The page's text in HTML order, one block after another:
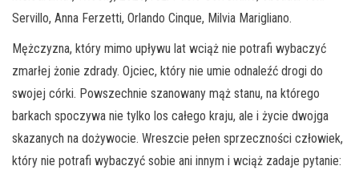
Servillo, Anna Ferzetti, Orlando Cinque, Milvia Marigliano.
Mężczyzna, który mimo upływu lat wciąż nie potrafi wybaczyć
zmarłej żonie zdrady. Ojciec, który nie umie odnaleźć drogi do
swojej córki. Powszechnie szanowany mąż stanu, na którego
barkach spoczywa nie tylko los całego kraju, ale i życie dwojga
skazanych na dożywocie. Wreszcie pełen sprzeczności człowiek,
który nie potrafi wybaczyć sobie ani innym i wciąż zadaje pytanie: